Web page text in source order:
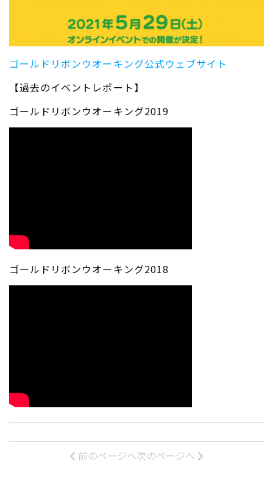
ゴールドリボンウオーキング公式ウェブサイト
【過去のイベントレポート】
ゴールドリボンウオーキング2019
ゴールドリボンウオーキング2018
前のページへ次のページへ